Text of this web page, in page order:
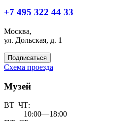
+7 495 322 44 33
Москва,
ул. Дольская, д. 1
Подписаться
Схема проезда
Музей
ВТ–ЧТ:
10:00—18:00